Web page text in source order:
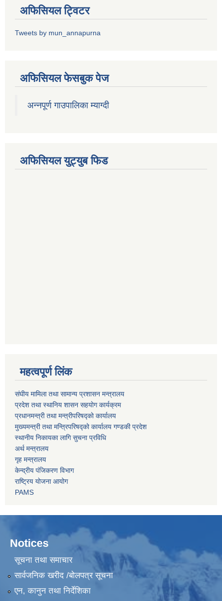
अफिसियल ट्विटर
Tweets by mun_annapurna
अफिसियल फेसबुक पेज
अन्नपूर्ण गाउपालिका म्याग्दी
अफिसियल युट्युब फिड
महत्वपूर्ण लिंक
संघीय मामिला तथा सामान्य प्रशासन मन्त्रालय
प्रदेश तथा स्थानिय शासन सहयोग कार्यक्रम
प्रधानमन्त्री तथा मन्त्रीपरिषद्को कार्यालय
मुख्यमन्त्री तथा मन्त्रिपरिषद्को कार्यालय गण्डकी प्रदेश
स्थानीय निकायका लागि सुचना प्रविधि
अर्थ मन्त्रालय
गृह मन्त्रालय
केन्द्रीय पंजिकरण विभाग
राष्ट्रिय योजना आयोग
PAMS
Notices
सूचना तथा समाचार
सार्वजनिक खरीद /बोलपत्र सूचना
एन, कानुन तथा निर्देशिका